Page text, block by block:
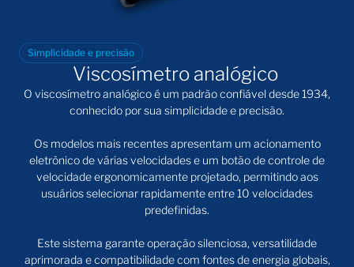
Simplicidade e precisão
Viscosímetro analógico
O viscosímetro analógicoé um padrão confiável desde 1934,
conhecido por sua simplicidade e precisão.
Os modelos mais recentes apresentam um acionamento
eletrônico de várias velocidades e um botão de controle de
velocidade ergonomicamente projetado, permitindo aos
usuários selecionar rapidamente entre 10 velocidades
predefinidas.
Este sistema garante operação silenciosa, versatilidade
aprimorada e compatibilidade com fontes de energia globais,